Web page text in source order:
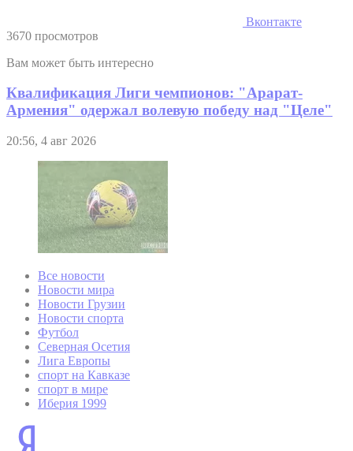
Вконтакте
3670 просмотров
Вам может быть интересно
Квалификация Лиги чемпионов: "Арарат-
Армения" одержал волевую победу над "Целе"
20:56, 4 авг 2026
Все новости
Новости мира
Новости Грузии
Новости спорта
Футбол
Северная Осетия
Лига Европы
спорт на Кавказе
спорт в мире
Иберия 1999